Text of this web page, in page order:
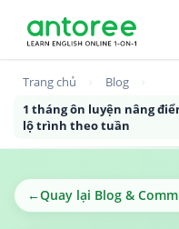
Trang chủ
Blog
1 tháng ôn luyện nâng
lộ trình theo tuần
←Quay lại Blog &